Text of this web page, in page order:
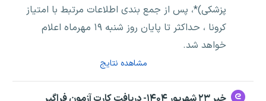
پزشکی)*، پس از جمع بندی اطلاعات مرتبط با امتیاز
کرونا ، حداکثر تا پایان روز شنبه ۱۹ مهرماه اعلام
خواهد شد.
مشاهده نتایج